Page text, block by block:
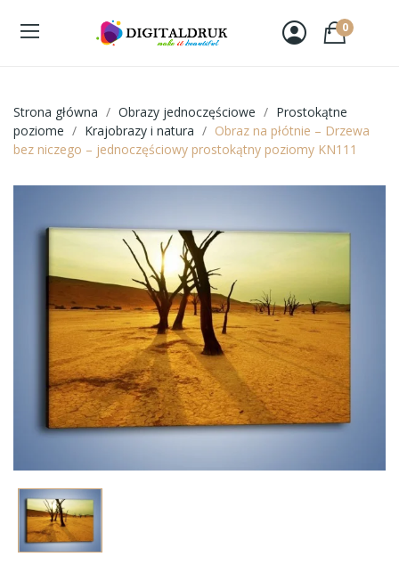
0
Strona główna Obrazy jednoczęściowe
Prostokątne
poziome
Krajobrazy i natura
Obraz na płótnie – Drzewa
bez niczego – jednoczęściowy prostokątny poziomy KN111